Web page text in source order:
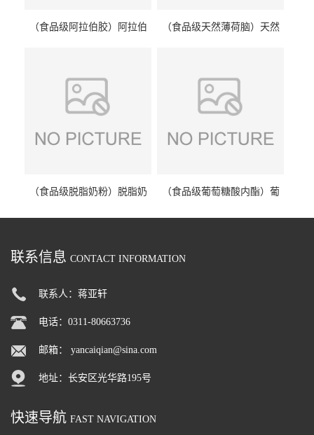
（食品级阿拉伯胶）阿拉伯
（食品级天然薄荷脑）天然
（食品级脱脂奶粉）脱脂奶
（食品级葡萄糖酸内酯）葡
联系信息 CONTACT INFORMATION
联系人：蒋亚轩
电话：0311-80663736
邮箱： yancaiqian@sina.com
地址：长安区光华路195号
快速导航 FAST NAVIGATION